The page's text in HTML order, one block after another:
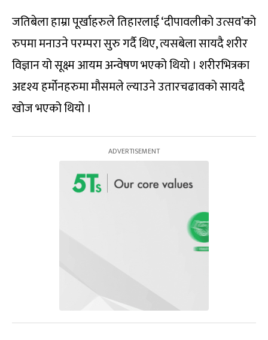
जतिबेला हाम्रा पूर्खाहरुले तिहारलाई ‘दीपावलीको उत्सव’को
रुपमा मनाउने परम्परा सुरु गर्दै थिए, त्यसबेला सायदै शरीर
विज्ञान यो सूक्ष्म आयम अन्वेषण भएको थियो । शरीरभित्रका
अदृश्य हर्मोनहरुमा मौसमले ल्याउने उतारचढावको सायदै
खोज भएको थियो ।